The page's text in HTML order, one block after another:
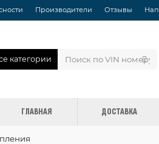
Производители Отзывы
категории
ГЛАВНАЯ ДОСТАВКА